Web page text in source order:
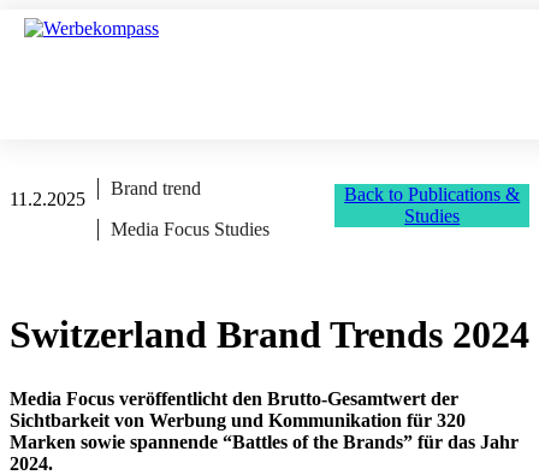
11.2.2025
Brand trend
Media Focus Studies
Back to Publications &
Studies
Switzerland Brand Trends 2024
Media Focus veröffentlicht den Brutto-Gesamtwert der
Sichtbarkeit von Werbung und Kommunikation für 320
Marken sowie spannende “Battles of the Brands” für das Jahr
2024.